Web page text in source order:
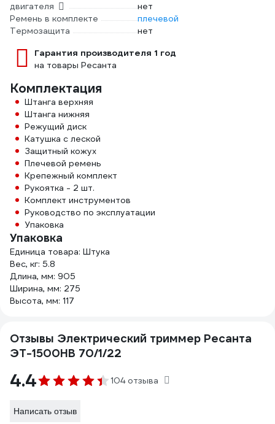
двигателя
нет
Ремень в комплекте
плечевой
Термозащита
нет
Гарантия производителя 1 год
на товары Ресанта
Комплектация
Штанга верхняя
Штанга нижняя
Режущий диск
Катушка с леской
Защитный кожух
Плечевой ремень
Крепежный комплект
Рукоятка - 2 шт.
Комплект инструментов
Руководство по эксплуатации
Упаковка
Упаковка
Единица товара: Штука
Вес, кг: 5.8
Длина, мм: 905
Ширина, мм: 275
Высота, мм: 117
Отзывы Электрический триммер Ресанта
ЭТ-1500НВ 70/1/22
4.4 104 отзыва
Написать отзыв